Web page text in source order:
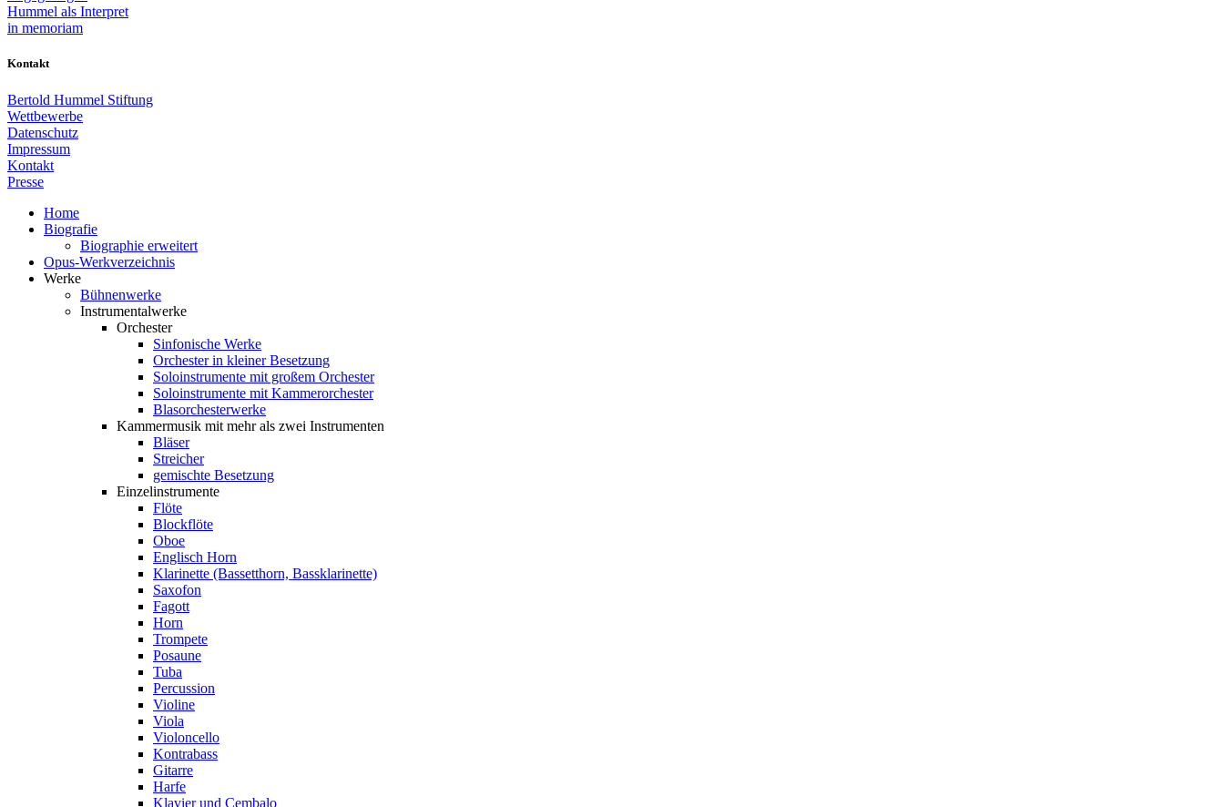
Hummel als Interpret
in memoriam
Kontakt
Bertold Hummel Stiftung
Wettbewerbe
Datenschutz
Impressum
Kontakt
Presse
Home
Biografie
Biographie erweitert
Opus-Werkverzeichnis
Werke
Bühnenwerke
Instrumentalwerke
Orchester
Sinfonische Werke
Orchester in kleiner Besetzung
Soloinstrumente mit großem Orchester
Soloinstrumente mit Kammerorchester
Blasorchesterwerke
Kammermusik mit mehr als zwei Instrumenten
Bläser
Streicher
gemischte Besetzung
Einzelinstrumente
Flöte
Blockflöte
Oboe
Englisch Horn
Klarinette (Bassetthorn, Bassklarinette)
Saxofon
Fagott
Horn
Trompete
Posaune
Tuba
Percussion
Violine
Viola
Violoncello
Kontrabass
Gitarre
Harfe
Klavier und Cembalo